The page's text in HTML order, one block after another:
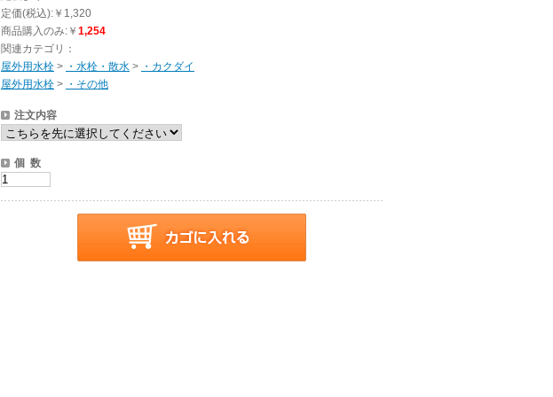
定価(税込):￥1,320
商品購入のみ:￥ 1,254
関連カテゴリ：
屋外用水栓 > ・水栓・散水 > ・カクダイ
屋外用水栓 > ・その他
注文内容
個 数